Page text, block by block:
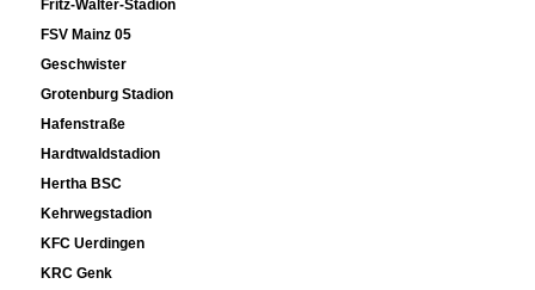
Fritz-Walter-Stadion
FSV Mainz 05
Geschwister
Grotenburg Stadion
Hafenstraße
Hardtwaldstadion
Hertha BSC
Kehrwegstadion
KFC Uerdingen
KRC Genk